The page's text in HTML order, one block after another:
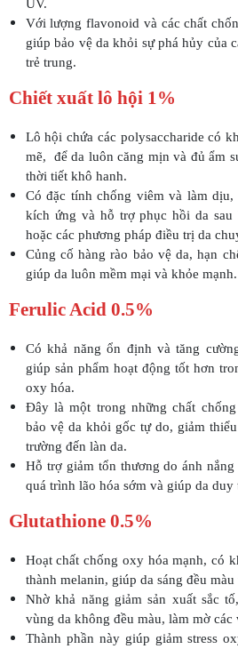
UV.
Với lượng flavonoid và các chất
giúp bảo vệ da khỏi sự phá hủy của
trẻ trung.
Chiết xuất lô hội 1%
Lô hội chứa các polysaccharide có
mẽ, để da luôn căng mịn và đủ ẩm
thời tiết khô hanh.
Có đặc tính chống viêm và làm
kích ứng và hỗ trợ phục hồi da
hoặc các phương pháp điều trị da
Củng cố hàng rào bảo vệ da, hạn
giúp da luôn mềm mại và khỏe mạnh.
Ferulic Acid 0.5%
Có khả năng ổn định và tăng
giúp sản phẩm hoạt động tốt hơn
oxy hóa.
Đây là một trong những chất
bảo vệ da khỏi gốc tự do, giảm
trường đến làn da.
Hỗ trợ giảm tổn thương do ánh
quá trình lão hóa sớm và giúp da
Glutathione 0.5%
Hoạt chất chống oxy hóa mạnh, có
thành melanin, giúp da sáng đều
Nhờ khả năng giảm sản xuất sắc
vùng da không đều màu, làm mờ các
Thành phần này giúp giảm stress